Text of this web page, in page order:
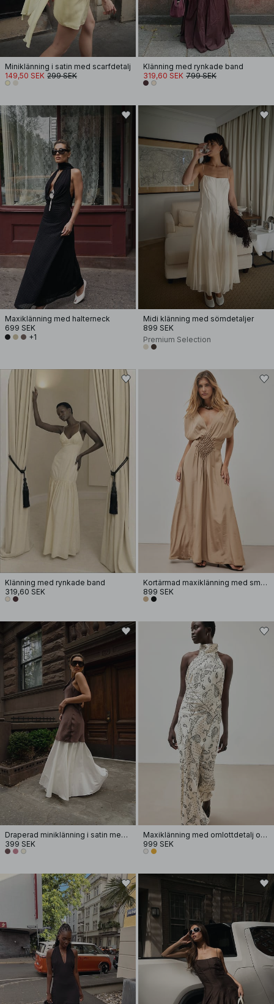
Miniklänning i satin med scarfdetalj
149,50 SEK 299 SEK
Klänning med rynkade band
319,60 SEK 799 SEK
Maxiklänning med halterneck
699 SEK
+1
Midi klänning med sömdetaljer
899 SEK
Premium Selection
Klänning med rynkade band
319,60 SEK
Kortärmad maxiklänning med smock i midjan
899 SEK
Draperad miniklänning i satin med halterneck
399 SEK
Maxiklänning med omlottdetalj och halterneck
999 SEK